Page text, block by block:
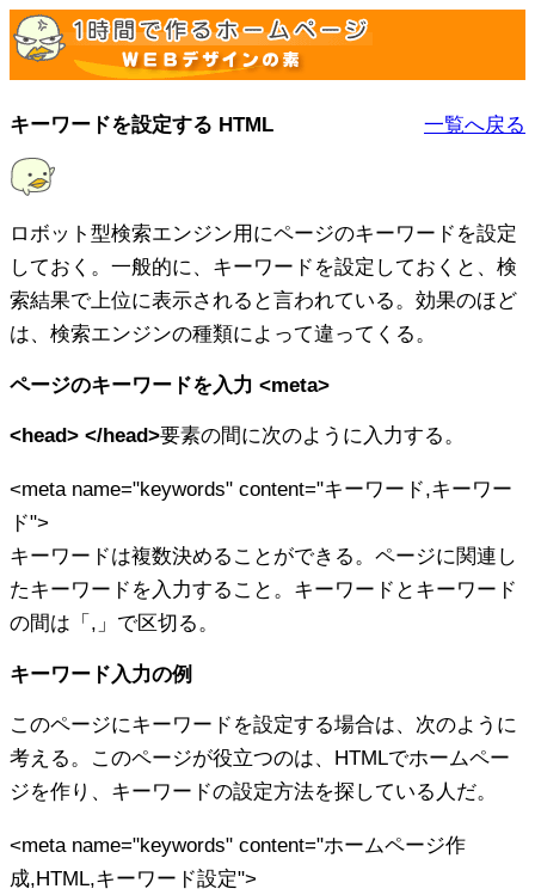
一覧へ戻る
キーワードを設定する HTML
ロボット型検索エンジン用にページのキーワードを設定
しておく。一般的に、キーワードを設定しておくと、検
索結果で上位に表示されると言われている。効果のほど
は、検索エンジンの種類によって違ってくる。
ページのキーワードを入力 <meta>
<head> </head>要素の間に次のように入力する。
<meta name="keywords" content="キーワード,キーワー
ド">
キーワードは複数決めることができる。ページに関連し
たキーワードを入力すること。キーワードとキーワード
の間は「,」で区切る。
キーワード入力の例
このページにキーワードを設定する場合は、次のように
考える。このページが役立つのは、HTMLでホームペー
ジを作り、キーワードの設定方法を探している人だ。
<meta name="keywords" content="ホームページ作
成,HTML,キーワード設定">